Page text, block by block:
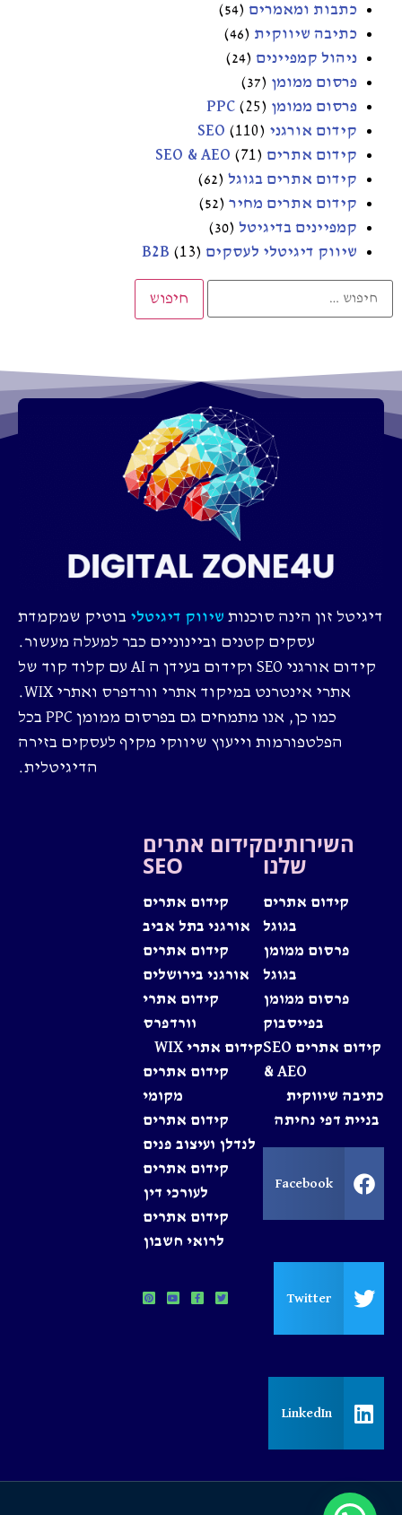
כתבות ומאמרים (54)
כתיבה שיווקית (46)
ניהול קמפיינים (24)
פרסום ממומן (37)
פרסום ממומן PPC (25)
קידום אורגני SEO (110)
קידום אתרים SEO & AEO (71)
קידום אתרים בגוגל (62)
קידום אתרים מחיר (52)
קמפיינים בדיגיטל (30)
שיווק דיגיטלי לעסקים B2B (13)
דיגיטל זון הינה סוכנות שיווק דיגיטלי בוטיק שמקמדת
עסקים קטנים וביינוניים כבר למעלה מעשור.
קידום אורגני SEO וקידום בעידן ה AI עם קלוד קוד של
אתרי אינטרנט במיקוד אתרי וורדפרס ואתרי WIX.
כמו כן, אנו מתמחים גם בפרסום ממומן PPC בכל
הפלטפורמות וייעוץ שיווקי מקיף לעסקים בזירה
הדיגיטלית.
השירותים
שלנו
קידום אתרים
בגוגל
פרסום ממומן
בגוגל
פרסום ממומן
בפייסבוק
קידום אתרים SEO
& AEO
כתיבה שיווקית
בניית דפי נחיתה
Facebook
Twitter
LinkedIn
קידום אתרים
SEO
קידום אתרים
אורגני בתל אביב
קידום אתרים
אורגני בירושלים
קידום אתרי
וורדפרס
קידום אתרי WIX
קידום אתרים
מקומי
קידום אתרים
לנדלן ועיצוב פנים
קידום אתרים
לעורכי דין
קידום אתרים
לרואי חשבון